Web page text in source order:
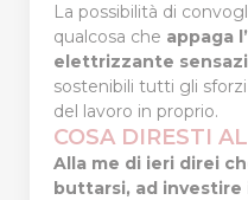
La possibilità di
qualcosa che appaga
elettrizzante
sostenibili tutti gli
del lavoro in proprio.
COSA DIRESTI
Alla me di ieri direi
buttarsi, ad investire